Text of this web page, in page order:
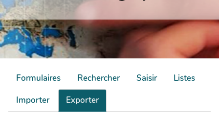
Formulaires Rechercher Saisir
Listes
Importer
Exporter